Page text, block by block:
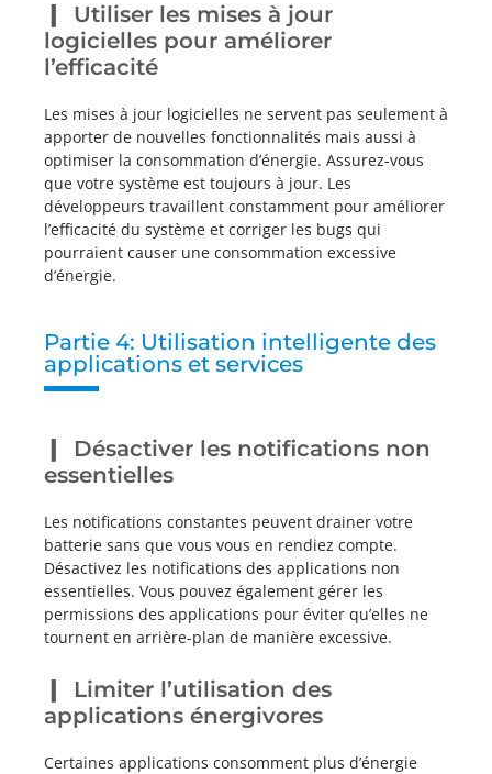
Utiliser les mises à jour
logicielles pour améliorer
l’efficacité
Les mises à jour logicielles ne servent pas seulement à
apporter de nouvelles fonctionnalités mais aussi à
optimiser la consommation d’énergie. Assurez-vous
que votre système est toujours à jour. Les
développeurs travaillent constamment pour améliorer
l’efficacité du système et corriger les bugs qui
pourraient causer une consommation excessive
d’énergie.
Partie 4: Utilisation intelligente des
applications et services
Désactiver les notifications non
essentielles
Les notifications constantes peuvent drainer votre
batterie sans que vous vous en rendiez compte.
Désactivez les notifications des applications non
essentielles. Vous pouvez également gérer les
permissions des applications pour éviter qu’elles ne
tournent en arrière-plan de manière excessive.
Limiter l’utilisation des
applications énergivores
Certaines applications consomment plus d’énergie